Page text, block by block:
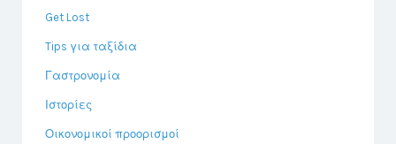
Get Lost
Tips για ταξίδια
Γαστρονομία
Ιστορίες
Οικονομικοί προορισμοί